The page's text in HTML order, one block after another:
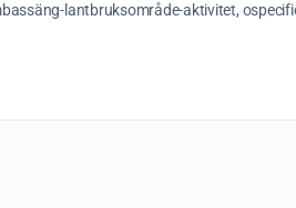
lantbruksområde-aktivitet,